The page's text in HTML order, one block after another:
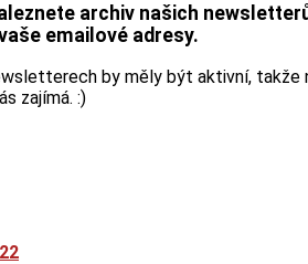
archiv našich
emailové adresy.
by měly být aktivní, takže
zajímá. :)